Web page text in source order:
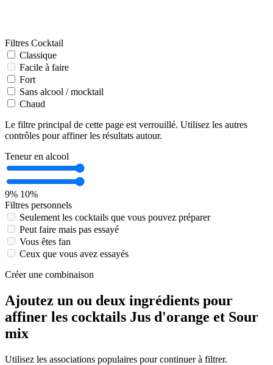
Filtres Cocktail
Classique
Facile à faire
Fort
Sans alcool / mocktail
Chaud
Le filtre principal de cette page est verrouillé. Utilisez les autres
contrôles pour affiner les résultats autour.
Teneur en alcool
9% 10%
Filtres personnels
Seulement les cocktails que vous pouvez préparer
Peut faire mais pas essayé
Vous êtes fan
Ceux que vous avez essayés
Créer une combinaison
Ajoutez un ou deux ingrédients pour
affiner les cocktails Jus d'orange et Sour
mix
Utilisez les associations populaires pour continuer à filtrer.